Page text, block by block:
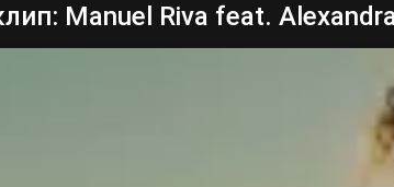
Manuel Riva feat.